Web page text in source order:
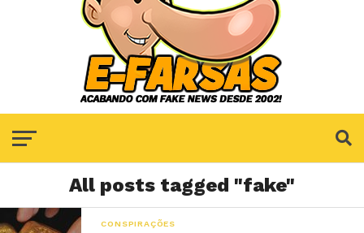
All posts tagged "fake"
CONSPIRAÇÕES